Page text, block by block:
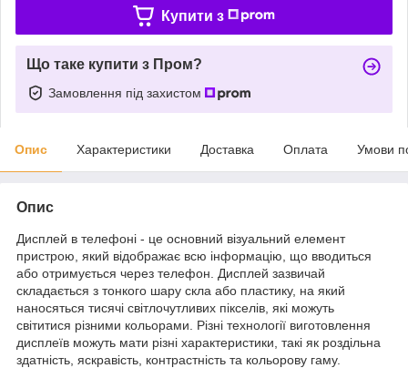
Купити з
Що таке купити з Пром?
Замовлення під захистом
Опис Характеристики Доставка Оплата Умови
Опис
Дисплей в телефоні - це основний візуальний елемент
пристрою, який відображає всю інформацію, що вводиться
або отримується через телефон. Дисплей зазвичай
складається з тонкого шару скла або пластику, на який
наносяться тисячі світлочутливих пікселів, які можуть
світитися різними кольорами. Різні технології виготовлення
дисплеїв можуть мати різні характеристики, такі як роздільна
здатність, яскравість, контрастність та кольорову гаму.